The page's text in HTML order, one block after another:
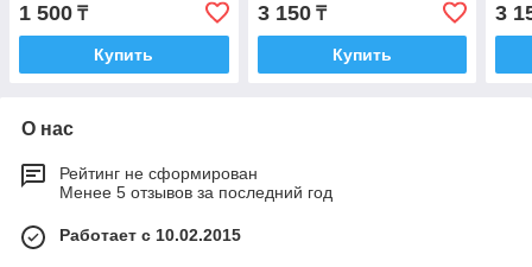
1 500 ₸
Купить
3 150₸
Купить
3
О нас
Рейтинг не сформирован
Менее 5 отзывов за последний год
Работает с 10.02.2015